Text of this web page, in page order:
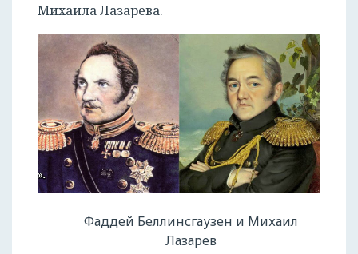
Михаила Лазарева.
Фаддей Беллинсгаузен и Михаил
Лазарев